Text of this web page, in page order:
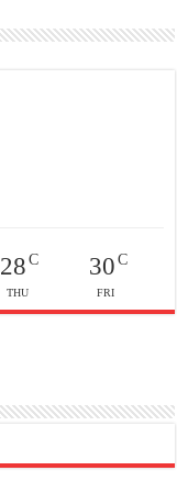
28C
THU
30C
FRI